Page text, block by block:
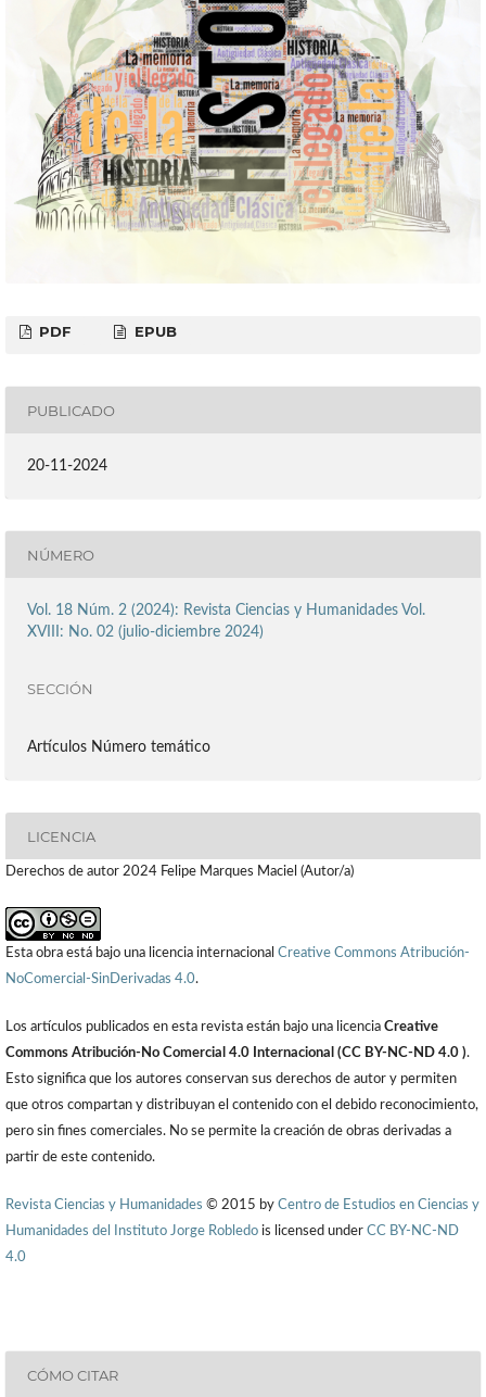
PDF EPUB
PUBLICADO
20-11-2024
NÚMERO
Vol. 18 Núm. 2 (2024): Revista Ciencias y Humanidades Vol.
XVIII: No. 02 (julio-diciembre 2024)
SECCIÓN
Artículos Número temático
LICENCIA
Derechos de autor 2024 Felipe Marques Maciel (Autor/a)
Esta obra está bajo una licencia internacional Creative Commons Atribución-
NoComercial-SinDerivadas 4.0.
Los artículos publicados en esta revista están bajo una licencia Creative
Commons Atribución-No Comercial 4.0 Internacional (CC BY-NC-ND 4.0 ).
Esto significa que los autores conservan sus derechos de autor y permiten
que otros compartan y distribuyan el contenido con el debido reconocimiento,
pero sin fines comerciales. No se permite la creación de obras derivadas a
partir de este contenido.
Revista Ciencias y Humanidades © 2015 by Centro de Estudios en Ciencias y
Humanidades del Instituto Jorge Robledo is licensed under CC BY-NC-ND
4.0
CÓMO CITAR